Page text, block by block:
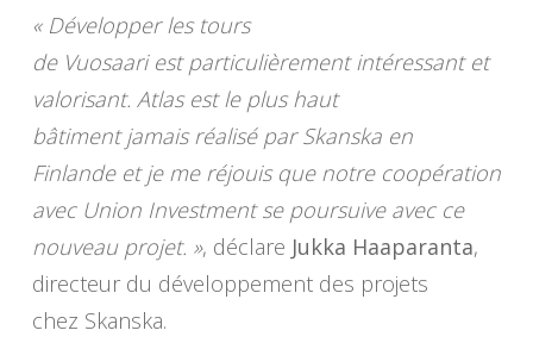
« Développer les tours
de Vuosaari est particulièrement intéressant et
valorisant. Atlas est le plus haut
bâtiment jamais réalisé par Skanska en
Finlande et je me réjouis que notre coopération
avec Union Investment se poursuive avec ce
nouveau projet. », déclare Jukka Haaparanta,
directeur du développement des projets
chez Skanska.